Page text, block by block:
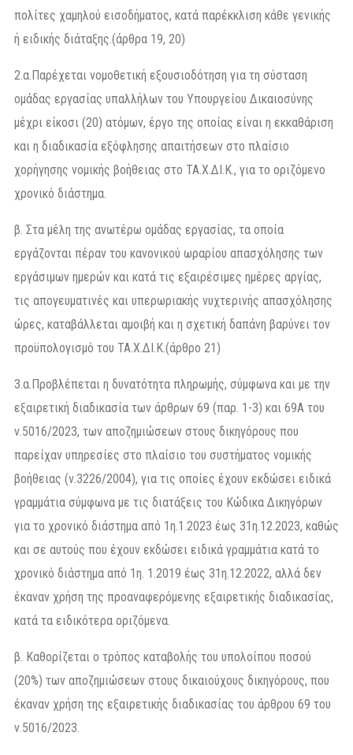
πολίτες χαμηλού εισοδήματος, κατά παρέκκλιση κάθε γενικής
ή ειδικής διάταξης.(άρθρα 19, 20)
2.α.Παρέχεται νομοθετική εξουσιοδότηση για τη σύσταση
ομάδας εργασίας υπαλλήλων του Υπουργείου Δικαιοσύνης
μέχρι είκοσι (20) ατόμων, έργο της οποίας είναι η εκκαθάριση
και η διαδικασία εξόφλησης απαιτήσεων στο πλαίσιο
χορήγησης νομικής βοήθειας στο ΤΑ.Χ.ΔΙ.Κ., για το οριζόμενο
χρονικό διάστημα.
β. Στα μέλη της ανωτέρω ομάδας εργασίας, τα οποία
εργάζονται πέραν του κανονικού ωραρίου απασχόλησης των
εργάσιμων ημερών και κατά τις εξαιρέσιμες ημέρες αργίας,
τις απογευματινές και υπερωριακής νυχτερινής απασχόλησης
ώρες, καταβάλλεται αμοιβή και η σχετική δαπάνη βαρύνει τον
προϋπολογισμό του ΤΑ.Χ.ΔΙ.Κ.(άρθρο 21)
3.α.Προβλέπεται η δυνατότητα πληρωμής, σύμφωνα και με την
εξαιρετική διαδικασία των άρθρων 69 (παρ. 1-3) και 69Α του
ν.5016/2023, των αποζημιώσεων στους δικηγόρους που
παρείχαν υπηρεσίες στο πλαίσιο του συστήματος νομικής
βοήθειας (ν.3226/2004), για τις οποίες έχουν εκδώσει ειδικά
γραμμάτια σύμφωνα με τις διατάξεις του Κώδικα Δικηγόρων
για το χρονικό διάστημα από 1η.1.2023 έως 31η.12.2023, καθώς
και σε αυτούς που έχουν εκδώσει ειδικά γραμμάτια κατά το
χρονικό διάστημα από 1η. 1.2019 έως 31η.12.2022, αλλά δεν
έκαναν χρήση της προαναφερόμενης εξαιρετικής διαδικασίας,
κατά τα ειδικότερα οριζόμενα.
β. Καθορίζεται ο τρόπος καταβολής του υπολοίπου ποσού
(20%) των αποζημιώσεων στους δικαιούχους δικηγόρους, που
έκαναν χρήση της εξαιρετικής διαδικασίας του άρθρου 69 του
ν.5016/2023.